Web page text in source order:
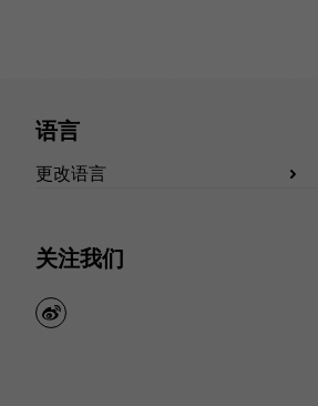
语言
更改语言
关注我们
weibo